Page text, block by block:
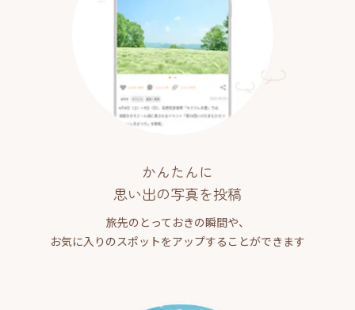
かんたんに
思い出の写真を投稿
旅先のとっておきの瞬間や、
お気に入りのスポットをアップすることができます